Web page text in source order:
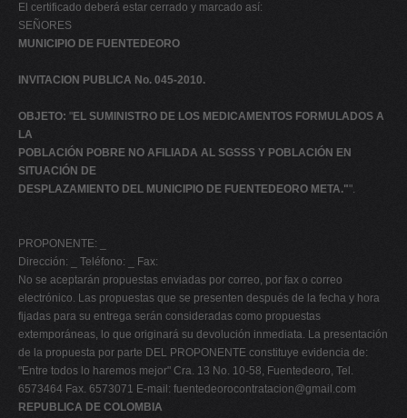
El certificado deberá estar cerrado y marcado así:
SEÑORES
MUNICIPIO DE FUENTEDEORO
INVITACION PUBLICA No. 045-2010.
OBJETO: "EL SUMINISTRO DE LOS MEDICAMENTOS FORMULADOS A
LA
POBLACIÓN POBRE NO AFILIADA AL SGSSS Y POBLACIÓN EN
SITUACIÓN DE
DESPLAZAMIENTO DEL MUNICIPIO DE FUENTEDEORO META."".
PROPONENTE: _
Dirección: _ Teléfono: _ Fax:
No se aceptarán propuestas enviadas por correo, por fax o correo
electrónico. Las propuestas que se presenten después de la fecha y hora
fijadas para su entrega serán consideradas como propuestas
extemporáneas, lo que originará su devolución inmediata. La presentación
de la propuesta por parte DEL PROPONENTE constituye evidencia de:
"Entre todos lo haremos mejor" Cra. 13 No. 10-58, Fuentedeoro, Tel.
6573464 Fax. 6573071 E-mail: fuentedeorocontratacion@gmail.com
REPUBLICA DE COLOMBIA